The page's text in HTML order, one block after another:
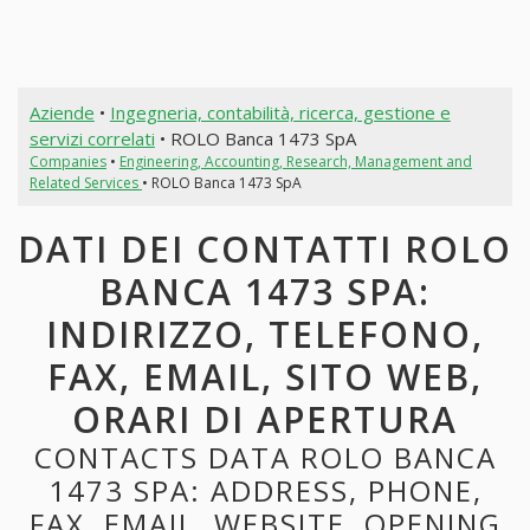
Aziende • Ingegneria, contabilità, ricerca, gestione e
servizi correlati • ROLO Banca 1473 SpA
Companies• Engineering, Accounting, Research, Management and
Related Services • ROLO Banca 1473 SpA
DATI DEI CONTATTI ROLO
BANCA 1473 SPA:
INDIRIZZO, TELEFONO,
FAX, EMAIL, SITO WEB,
ORARI DI APERTURA
CONTACTS DATA ROLO BANCA
1473 SPA: ADDRESS, PHONE,